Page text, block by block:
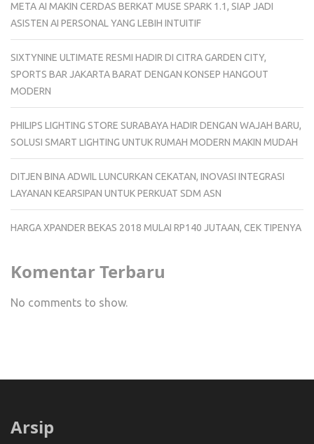
META AI MAKIN CERDAS BERKAT MUSE SPARK 1.1, SIAP JADI
ASISTEN AI PERSONAL YANG LEBIH INTUITIF
SIXTYNINE ULTIMATE RESMI HADIR DI CITRA GARDEN CITY,
SPORTS BAR JAKARTA BARAT DENGAN KONSEP HANGOUT
MODERN
PHILIPS LIGHTING STORE SURABAYA HADIR DENGAN WAJAH BARU,
SOLUSI SMART LIGHTING UNTUK RUMAH MODERN MAKIN MUDAH
DITJEN BINA ADWIL LUNCURKAN CEKATAN, INOVASI INTEGRASI
LAYANAN KEARSIPAN UNTUK PERKUAT SDM ASN
HARGA XPANDER BEKAS 2018 MULAI RP140 JUTAAN, CEK TIPENYA
Komentar Terbaru
No comments to show.
Arsip